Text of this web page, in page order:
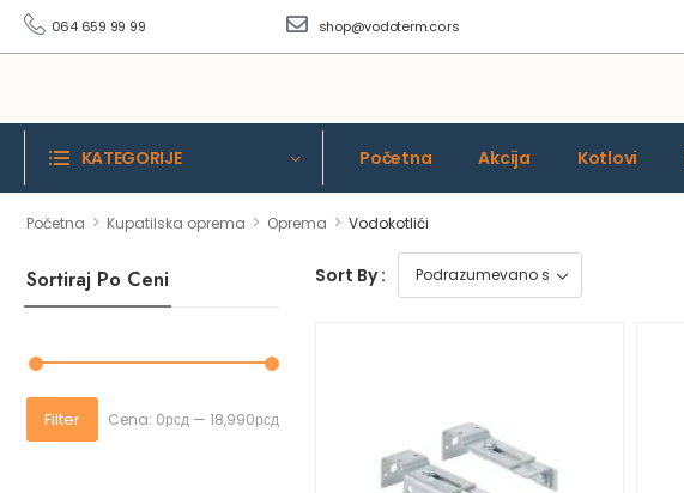
064 659 99 99 shop@vodoterm.co.rs
KATEGORIJE Početna Akcija Kotlovi
Početna > Kupatilska oprema > Oprema > Vodokotlići
Sortiraj Po Ceni
Filter Cena: 0рсд — 18,990рсд
Sort By :